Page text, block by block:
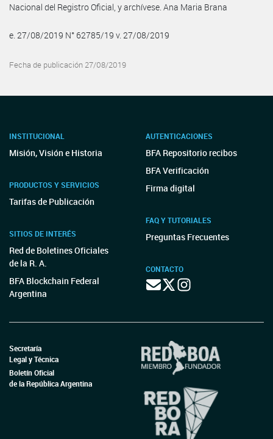
Nacional del Registro Oficial, y archívese. Ana Maria Brana
e. 27/08/2019 N° 62785/19 v. 27/08/2019
Fecha de publicación 27/08/2019
INSTITUCIONAL
Misión, Visión e Historia
PRODUCTOS Y SERVICIOS
Tarifas de Publicación
SITIOS DE INTERÉS
Red de Boletines Oficiales
de la R. A.
BFA Blockchain Federal
Argentina
AUTENTICACIONES
BFA Repositorio recibos
BFA Verificación
Firma digital
FAQ Y TUTORIALES
Preguntas Frecuentes
CONTACTO
Secretaría
Legal y Técnica
Boletín Oficial
de la República Argentina